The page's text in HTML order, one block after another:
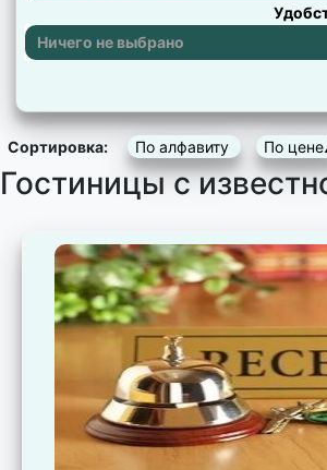
Ничего не выбрано
Сортировка: По алфавиту По
Гостиницы с